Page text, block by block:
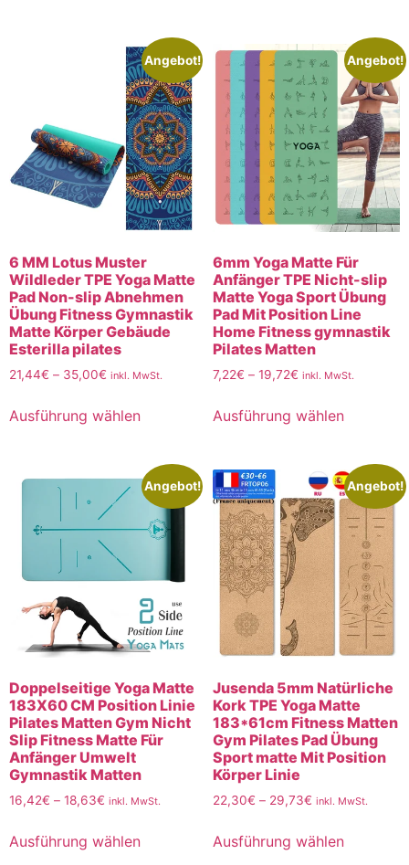
Angebot!
6 MM Lotus Muster
Wildleder TPE Yoga Matte
Pad Non-slip Abnehmen
Übung Fitness Gymnastik
Matte Körper Gebäude
Esterilla pilates
21,44€ – 35,00€ inkl. MwSt.
Ausführung wählen
Angebot!
6mm Yoga Matte Für
Anfänger TPE Nicht-slip
Matte Yoga Sport Übung
Pad Mit Position Line
Home Fitness gymnastik
Pilates Matten
7,22€ – 19,72€ inkl. MwSt.
Ausführung wählen
Angebot!
Doppelseitige Yoga Matte
183X60 CM Position Linie
Pilates Matten Gym Nicht
Slip Fitness Matte Für
Anfänger Umwelt
Gymnastik Matten
16,42€ – 18,63€ inkl. MwSt.
Ausführung wählen
Angebot!
Jusenda 5mm Natürliche
Kork TPE Yoga Matte
183*61cm Fitness Matten
Gym Pilates Pad Übung
Sport matte Mit Position
Körper Linie
22,30€ – 29,73€ inkl. MwSt.
Ausführung wählen